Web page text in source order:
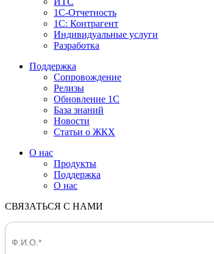
1С-Отчетность
1С: Контрагент
Индивидуальные услуги
Разработка
Поддержка
Сопровождение
Релизы
Обновление 1С
База знаний
Новости
Статьи о ЖКХ
О нас
Продукты
Поддержка
О нас
СВЯЗАТЬСЯ С НАМИ